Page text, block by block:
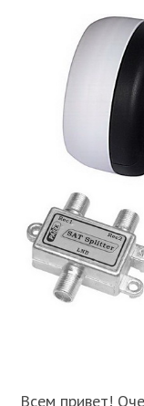
Всем привет!